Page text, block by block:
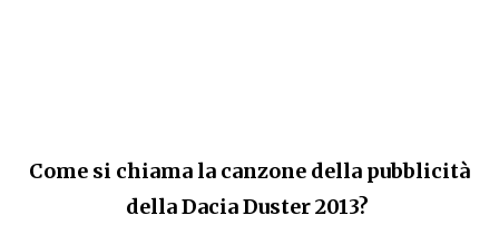
Come si chiama la canzone della pubblicità
della Dacia Duster 2013?